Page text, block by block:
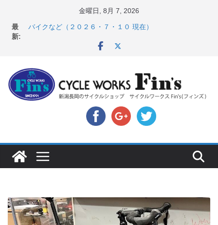
金曜日, 8月 7, 2026
最
新:
店頭のセールバイク在庫 ロードバイク、MTB、クロス
スペシャライズド ターマックSL9・オルベア オルカエア
8月1・2日 YOELEO試乗会とオフ会開催！！ ＆
LAZER 最高峰ヘルメットが３０〜４０％OFF セール
店頭のセールバイク在庫 ロードバイク、MTB、クロス
【 重要 】お支払いについて ＆ クロスバイクのカスタ
ムと、入荷してきました人気商品ピックアップ！